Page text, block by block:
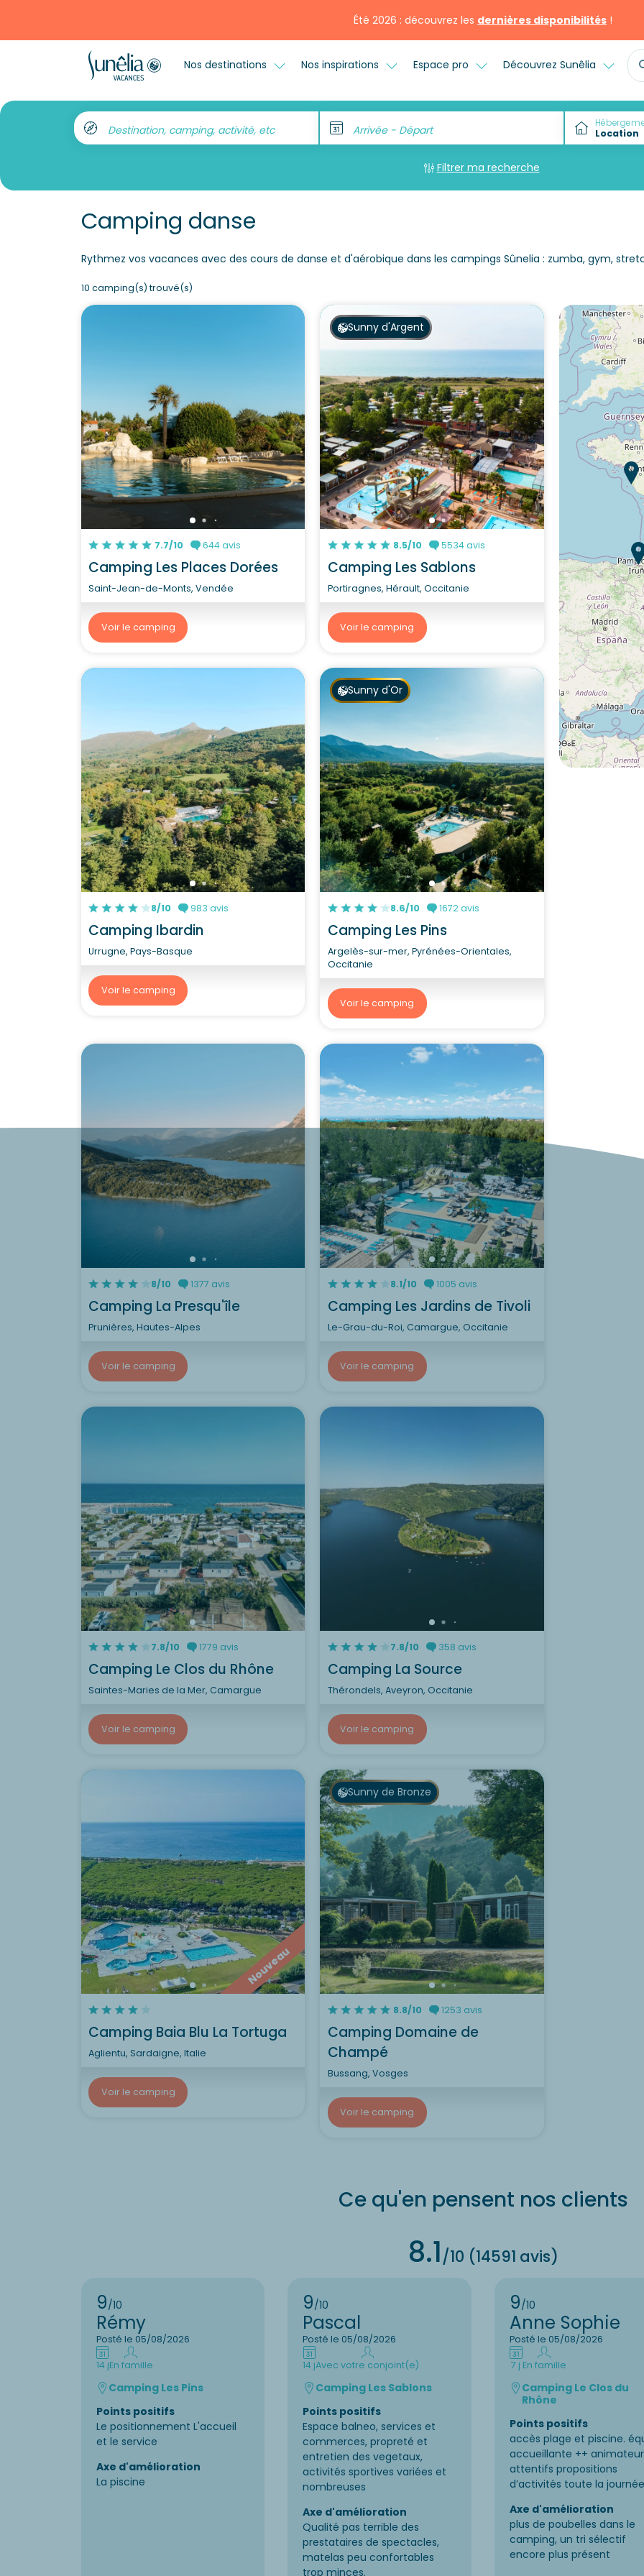
Été 2026 : découvrez les dernières disponibilités !
Nos destinations Nos inspirations Espace pro Découvrez Sunêlia
Destination, camping, activité, etc Arrivée - Départ
Filtrer ma recherche
Camping danse
Rythmez vos vacances avec des cours de danse et d'aérobique dans les campings Sûnelia : zumba, gym,
10 camping(s) trouvé(s)
7.7/10 644 avis
Camping Les Places Dorées
Saint-Jean-de-Monts, Vendée
Voir le camping
Sunny d'Argent
8.5/10 5534 avis
Camping Les Sablons
Portiragnes, Hérault, Occitanie
Voir le camping
8/10 983 avis
Camping Ibardin
Urrugne, Pays-Basque
Voir le camping
Sunny d'Or
8.6/10 1672 avis
Camping Les Pins
Argelès-sur-mer, Pyrénées-Orientales,
Occitanie
Voir le camping
8/10 1377 avis
Camping La Presqu'île
Prunières, Hautes-Alpes
Voir le camping
8.1/10 1005 avis
Camping Les Jardins de Tivoli
Le-Grau-du-Roi, Camargue, Occitanie
Voir le camping
7.8/10 1779 avis
Camping Le Clos du Rhône
Saintes-Maries de la Mer, Camargue
Voir le camping
7.8/10 358 avis
Camping La Source
Thérondels, Aveyron, Occitanie
Voir le camping
Nouveau
Camping Baia Blu La Tortuga
Aglientu, Sardaigne, Italie
Voir le camping
Sunny de Bronze
8.8/10 1253 avis
Camping Domaine de
Champé
Bussang, Vosges
Voir le camping
Ce qu'en pensent nos clients
8.1/10 (14591 avis)
9/10
Rémy
Posté le 05/08/2026
14 jEn famille
Camping Les Pins
Points positifs
Le positionnement L'accueil
et le service
Axe d'amélioration
La piscine
9/10
Pascal
Posté le 05/08/2026
14 jAvec votre conjoint(e)
Camping Les Sablons
Points positifs
Espace balneo, services et
commerces, propreté et
entretien des vegetaux,
activités sportives variées et
nombreuses
Axe d'amélioration
Qualité pas terrible des
prestataires de spectacles,
matelas peu confortables
trop minces.
9/10
Anne Sophie
Posté le 05/08/2026
7 j En famille
Camping Le Clos du
Rhône
Points positifs
accès plage et piscine.
accueillante ++
attentifs propositions
d’activités toute la journée
Axe d'amélioration
plus de poubelles dans le
camping, un tri sélectif
encore plus présent